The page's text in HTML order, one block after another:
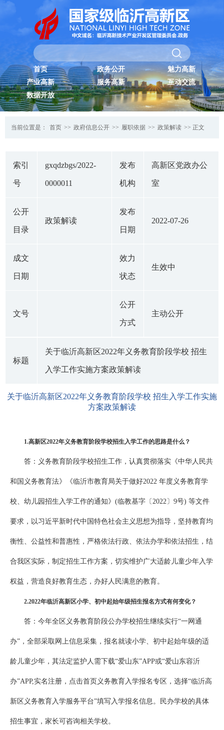
首页 政务公开
魅力高新
产业高新
服务高新
互动交流
数据开放
当前位置是： 首页 >> 政府信息公开 >> 履职依据 >> 政策解读 >> 正文
索引
号
gxqdzbgs/2022-
0000011
发布
机构
高新区党政办公
室
公开
目录
政策解读
发布
日期
2022-07-26
成文
日期
效力
状态
生效中
文号
公开
方式
主动公开
标题
关于临沂高新区2022年义务教育阶段学校 招生
入学工作实施方案政策解读
关于临沂高新区2022年义务教育阶段学校 招生入学工作实施
方案政策解读
1.高新区2022年义务教育阶段学校招生入学工作的思路是什么？
答：义务教育阶段学校招生工作，认真贯彻落实《中华人民共
和国义务教育法》《临沂市教育局关于做好2022 年度义务教育学
校、幼儿园招生入学工作的通知》(临教基字〔2022〕9号) 等文件
要求，以习近平新时代中国特色社会主义思想为指导，坚持教育均
衡性、公益性和普惠性，严格依法行政、依法办学和依法招生，结
合我区实际，制定招生工作方案，切实维护广大适龄儿童少年入学
权益，营造良好教育生态，办好人民满意的教育。
2.2022年临沂高新区小学、初中起始年级招生报名方式有何变化？
答：今年全区义务教育阶段公办学校招生继续实行“一网通
办”，全部采取网上信息采集，报名就读小学、初中起始年级的适
龄儿童少年，其法定监护人需下载“爱山东”APP或“爱山东容沂
办”APP,实名注册，点击首页义务教育入学报名专区，选择“临沂高
新区义务教育入学服务平台”填写入学报名信息。民办学校的具体
招生事宜，家长可咨询相关学校。